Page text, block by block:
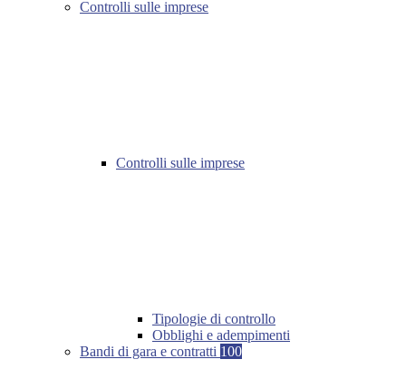
Controlli sulle imprese
Controlli sulle imprese
Tipologie di controllo
Obblighi e adempimenti
Bandi di gara e contratti 100